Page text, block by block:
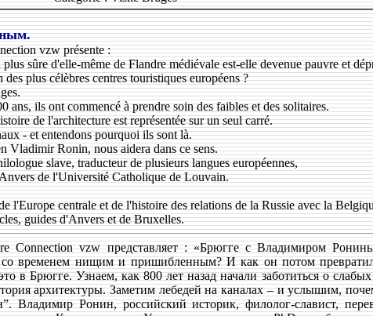
vzw présente :
sûre d'elle-même de Flandre médiévale est-elle devenue pauvre et
plus célèbres centres touristiques européens ?
ans, ils ont commencé à prendre soin des faibles et des solitaires.
de l'architecture est représentée sur un seul carré.
- et entendons pourquoi ils sont là.
Vladimir Ronin, nous aidera dans ce sens.
slave, traducteur de plusieurs langues européennes,
de l'Université Catholique de Louvain.
l'Europe centrale et de l'histoire des relations de la Russie avec la
guides d'Anvers et de Bruxelles.
Connection vzw представляет : «Брюгге с Владимиром
со временем нищим и пришибленным? И как он потом
в Брюгге. Узнаем, как 800 лет назад начали заботиться о
архитектуры. Заметим лебедей на каналах – и услышим,
Владимир Ронин, российский историк, филолог-славист,